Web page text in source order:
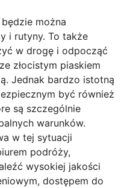
można
i rutyny. To także
w drogę i odpocząć
złocistym piaskiem
Jednak bardzo istotną
być również
są szczególnie
warunków.
w tej sytuacji
podróży,
wysokiej jakości
dostępem do